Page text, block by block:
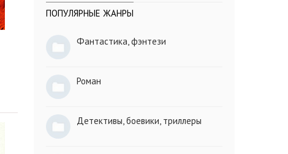
ПОПУЛЯРНЫЕ ЖАНРЫ
Фантастика, фэнтези
Роман
Детективы, боевики, триллеры